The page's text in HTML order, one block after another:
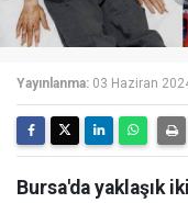
Yayınlanma: 03 Haziran
Bursa'da yaklaşık